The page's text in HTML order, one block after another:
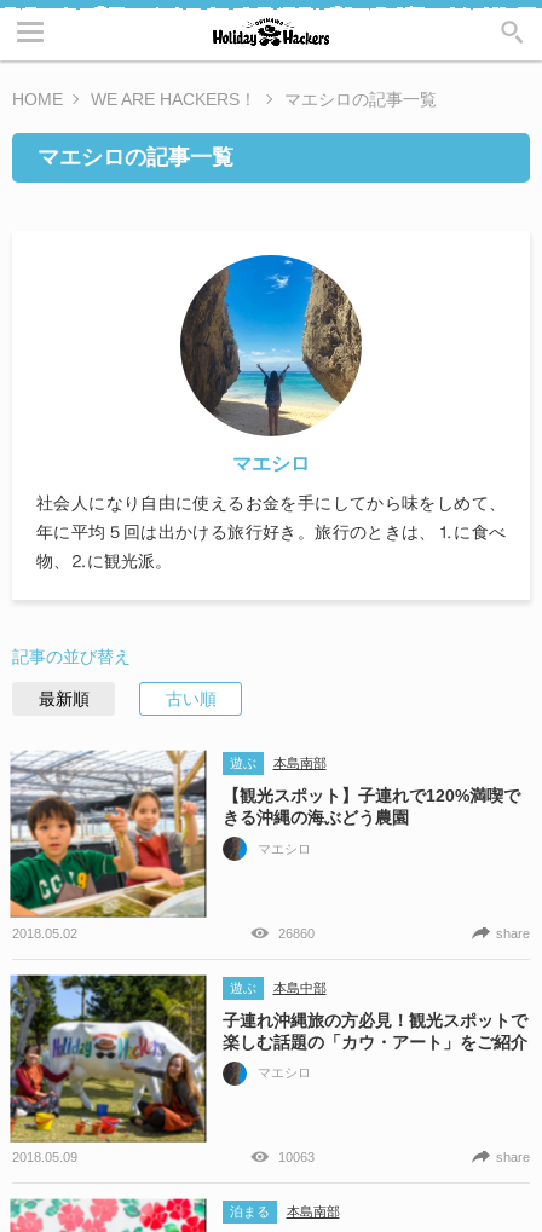
HOME WE ARE HACKERS！ マエシロの記事一覧
マエシロの記事一覧
マエシロ
社会人になり自由に使えるお金を手にしてから味をしめて、
年に平均５回は出かける旅行好き。旅行のときは、⒈に食べ
物、⒉に観光派。
記事の並び替え
最新順 古い順
遊ぶ 本島南部
【観光スポット】子連れで120%満喫で
きる沖縄の海ぶどう農園
マエシロ
2018.05.02 26860 share
遊ぶ 本島中部
子連れ沖縄旅の方必見！観光スポットで
楽しむ話題の「カウ・アート」をご紹介
マエシロ
2018.05.09 10063 share
泊まる 本島南部